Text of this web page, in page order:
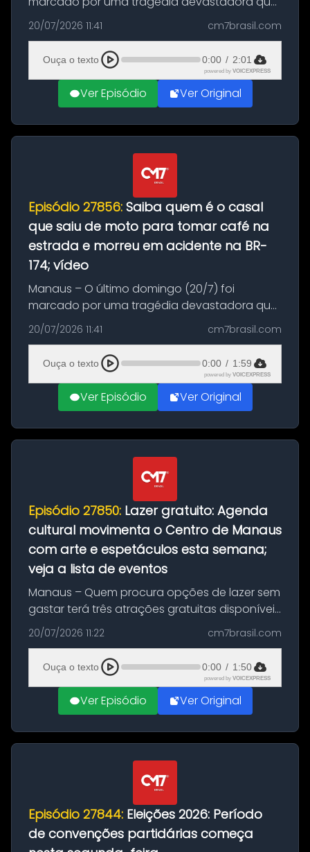
resultou na morte precoce de dois jovens na
BR-174, na zona rural de Manaus. Um passeio
com destino a um típico café regio...
20/07/2026 11:41 cm7brasil.com
Ouça o texto 0:00 / 2:01
powered by VOICEXPRESS
Ver Episódio Ver Original
Episódio 27856: Saiba quem é o casal
que saiu de moto para tomar café na
estrada e morreu em acidente na BR-
174; vídeo
Manaus – O último domingo (20/7) foi
marcado por uma tragédia devastadora que
resultou na morte precoce de dois jovens na
BR-174, na zona rural de Manaus. Um passeio
com destino a um típico café regio...
20/07/2026 11:41 cm7brasil.com
Ouça o texto 0:00 / 1:59
powered by VOICEXPRESS
Ver Episódio Ver Original
Episódio 27850: Lazer gratuito: Agenda
cultural movimenta o Centro de Manaus
com arte e espetáculos esta semana;
veja a lista de eventos
Manaus – Quem procura opções de lazer sem
gastar terá três atrações gratuitas disponíveis
entre esta segunda-feira (20) e quinta-feira
(23). A programação inclui uma exposição
dedicada à história das ...
20/07/2026 11:22 cm7brasil.com
Ouça o texto 0:00 / 1:50
powered by VOICEXPRESS
Ver Episódio Ver Original
Episódio 27844: Eleições 2026: Período
de convenções partidárias começa